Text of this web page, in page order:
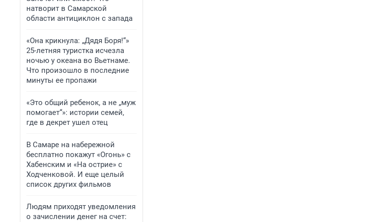
натворит в Самарской
области антициклон с запада
«Она крикнула: „Дядя Боря!“»
25-летняя туристка исчезла
ночью у океана во Вьетнаме.
Что произошло в последние
минуты ее пропажи
«Это общий ребенок, а не „муж
помогает“»: истории семей,
где в декрет ушел отец
В Самаре на набережной
бесплатно покажут «Огонь» с
Хабенским и «На острие» с
Ходченковой. И еще целый
список других фильмов
Людям приходят уведомления
о зачислении денег на счет: